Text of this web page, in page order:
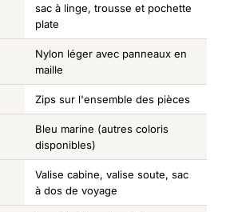
sac à linge, trousse et pochette
plate
Nylon léger avec panneaux en
maille
Zips sur l'ensemble des pièces
Bleu marine (autres coloris
disponibles)
Valise cabine, valise soute, sac
à dos de voyage